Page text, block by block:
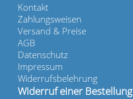
N
a
v
i
g
a
t
i
Kontakt
Zahlungsweisen
Versand & Preise
AGB
Datenschutz
Impressum
Widerrufsbelehrung
Widerruf einer Bestellung